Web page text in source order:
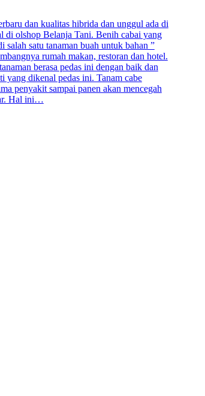
dan kualitas hibrida dan unggul ada di
di olshop Belanja Tani. Benih cabai yang
satu tanaman buah untuk bahan ”
rumah makan, restoran dan hotel.
berasa pedas ini dengan baik dan
yang dikenal pedas ini. Tanam cabe
penyakit sampai panen akan mencegah
Hal ini…